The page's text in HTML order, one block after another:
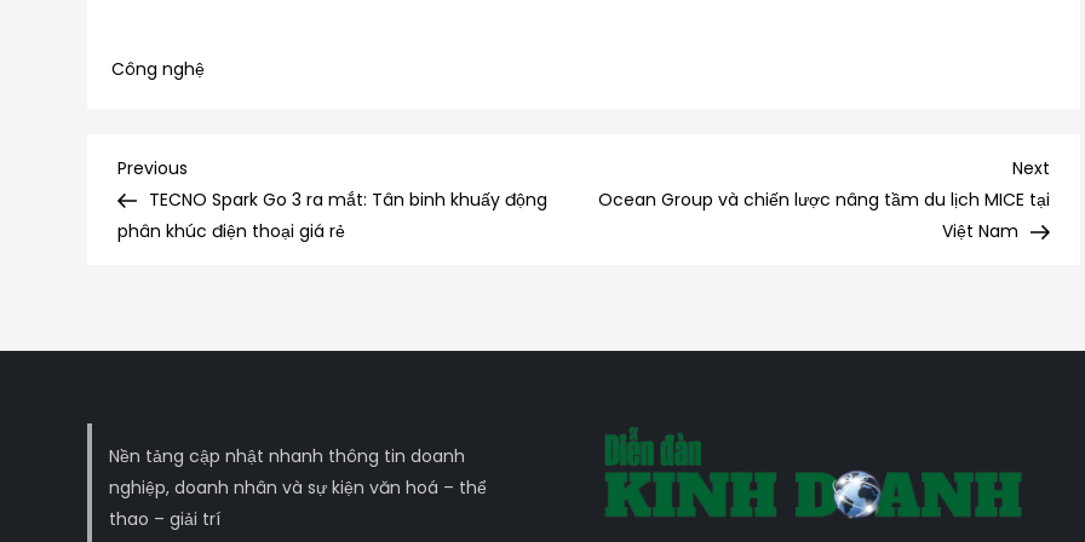
Công nghệ
Điều
hướng
viết
Previous
Post
Previous
TECNO Spark Go 3 ra mắt: Tân binh khuấy động
phân khúc điện thoại giá rẻ
Next
Ocean Group và chiến lược nâng tầm du lịch MICE tại
Việt Nam
Nền tảng cập nhật nhanh thông tin doanh
nghiệp, doanh nhân và sự kiện văn hoá – thể
thao – giải trí